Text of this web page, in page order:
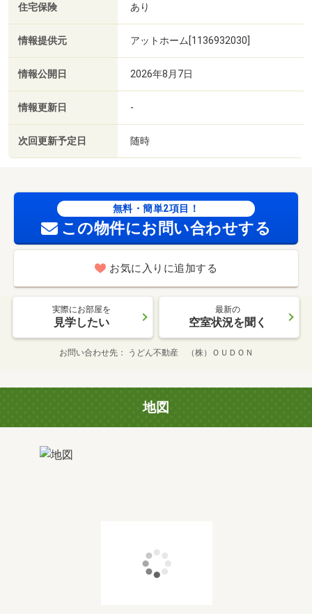
住宅保険 あり
情報提供元 アットホーム[1136932030]
情報公開日 2026年8月7日
情報更新日 -
次回更新予定日 随時
無料・簡単2項目！
この物件にお問い合わせする
お気に入りに追加する
実際にお部屋を
見学したい
最新の
空室状況を聞く
お問い合わせ先 うどん不動産 （株）ＯＵＤＯＮ
地図